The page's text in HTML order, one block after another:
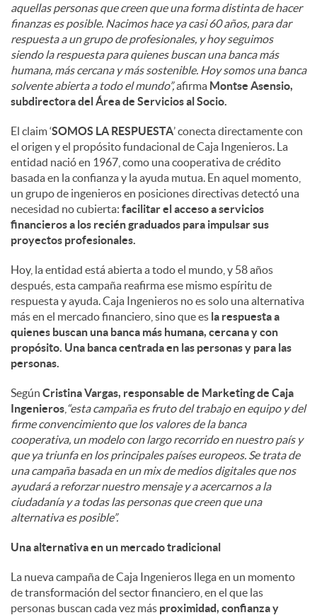
aquellas personas que creen que una forma distinta de hacer
finanzas es posible. Nacimos hace ya casi 60 años, para dar
respuesta a un grupo de profesionales, y hoy seguimos
siendo la respuesta para quienes buscan una banca más
humana, más cercana y más sostenible. Hoy somos una banca
solvente abierta a todo el mundo”,afirma Montse Asensio,
subdirectora del Área de Servicios al Socio.
El claim ‘SOMOS LA RESPUESTA’ conecta directamente con
el origen y el propósito fundacional de Caja Ingenieros. La
entidad nació en 1967, como una cooperativa de crédito
basada en la confianza y la ayuda mutua. En aquel momento,
un grupo de ingenieros en posiciones directivas detectó una
necesidad no cubierta: facilitar el acceso a servicios
financieros a los recién graduados para impulsar sus
proyectos profesionales.
Hoy, la entidad está abierta a todo el mundo, y 58 años
después, esta campaña reafirma ese mismo espíritu de
respuesta y ayuda. Caja Ingenieros no es solo una alternativa
más en el mercado financiero, sino que es la respuesta a
quienes buscan una banca más humana, cercana y con
propósito. Una banca centrada en las personas y para las
personas.
Según Cristina Vargas, responsable de Marketing de Caja
Ingenieros “esta campaña es fruto del trabajo en equipo y del
firme convencimiento que los valores de la banca
cooperativa, un modelo con largo recorrido en nuestro país y
que ya triunfa en los principales países europeos. Se trata de
una campaña basada en un mix de medios digitales que nos
ayudará a reforzar nuestro mensaje y a acercarnos a la
ciudadanía y a todas las personas que creen que una
alternativa es posible”.
Una alternativa en un mercado tradicional
La nueva campaña de Caja Ingenieros llega en un momento
de transformación del sector financiero, en el que las
personas buscan cada vez más proximidad, confianza y